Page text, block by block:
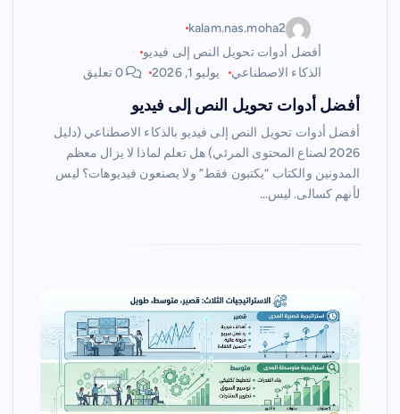
kalam.nas.moha2
أفضل أدوات تحويل النص إلى فيديو
الذكاء الاصطناعي
يوليو 1, 2026 0 تعليق
أفضل أدوات تحويل النص إلى فيديو
أفضل أدوات تحويل النص إلى فيديو بالذكاء الاصطناعي (دليل
2026 لصناع المحتوى المرئي) هل تعلم لماذا لا يزال معظم
المدونين والكتاب “يكتبون فقط” ولا يصنعون فيديوهات؟ ليس
لأنهم كسالى. ليس…